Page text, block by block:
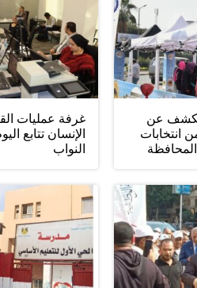
يكشف عن
انتخابات
غرفة عمليات
الإنسان تتابع
النواب